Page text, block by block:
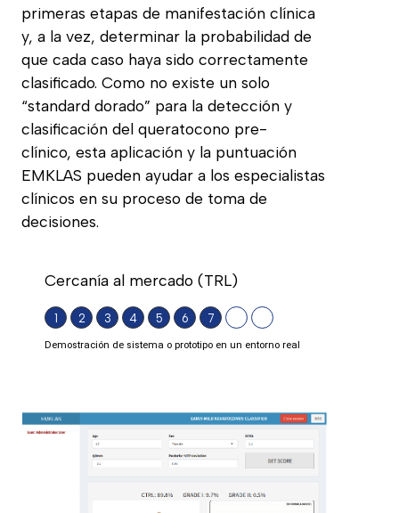
primeras etapas de manifestación clínica
y, a la vez, determinar la probabilidad de
que cada caso haya sido correctamente
clasificado. Como no existe un solo
“standard dorado” para la detección y
clasificación del queratocono pre-
clínico, esta aplicación y la puntuación
EMKLAS pueden ayudar a los especialistas
clínicos en su proceso de toma de
decisiones.
Cercanía al mercado (TRL)
1 2 3 4 5 6 7
Demostración de sistema o prototipo en un entorno real